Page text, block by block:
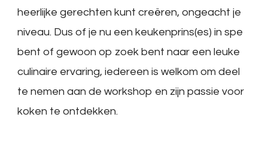
heerlijke gerechten kunt creëren, ongeacht je
niveau. Dus of je nu een keukenprins(es) in spe
bent of gewoon op zoek bent naar een leuke
culinaire ervaring, iedereen is welkom om deel
te nemen aan de workshop en zijn passie voor
koken te ontdekken.